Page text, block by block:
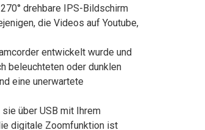
drehbare IPS-Bildschirm
die Videos auf Youtube,
entwickelt wurde und
beleuchteten oder dunklen
eine unerwartete
über USB mit Ihrem
digitale Zoomfunktion ist